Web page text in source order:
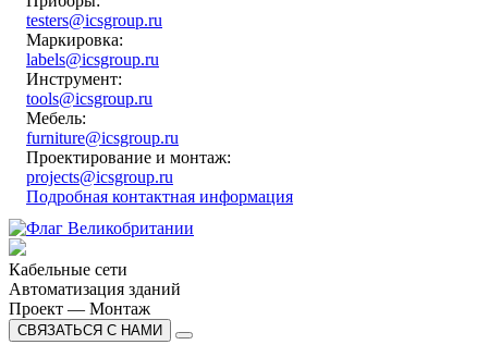
testers@icsgroup.ru
Маркировка:
labels@icsgroup.ru
Инструмент:
tools@icsgroup.ru
Мебель:
furniture@icsgroup.ru
Проектирование и монтаж:
projects@icsgroup.ru
Подробная контактная информация
Кабельные сети
Автоматизация зданий
Проект — Монтаж
СВЯЗАТЬСЯ С НАМИ